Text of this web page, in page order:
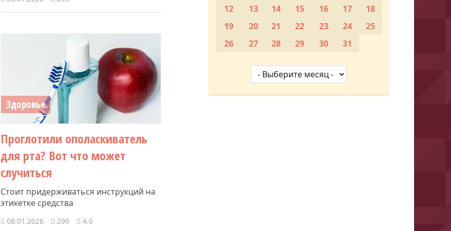
Здоровье
Проглотили ополаскиватель
для рта? Вот что может
случиться
Стоит придерживаться инструкций на
этикетке средства
08.01.2026 290 4.0
12
13 14 15 16 17
18
19
20 21 22 23 24
25
26
27 28 29 30 31